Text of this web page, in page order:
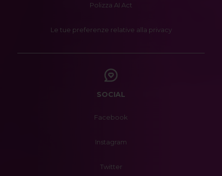
Polizza AI Act
Le tue preferenze relative alla privacy
SOCIAL
Facebook
Instagram
Twitter